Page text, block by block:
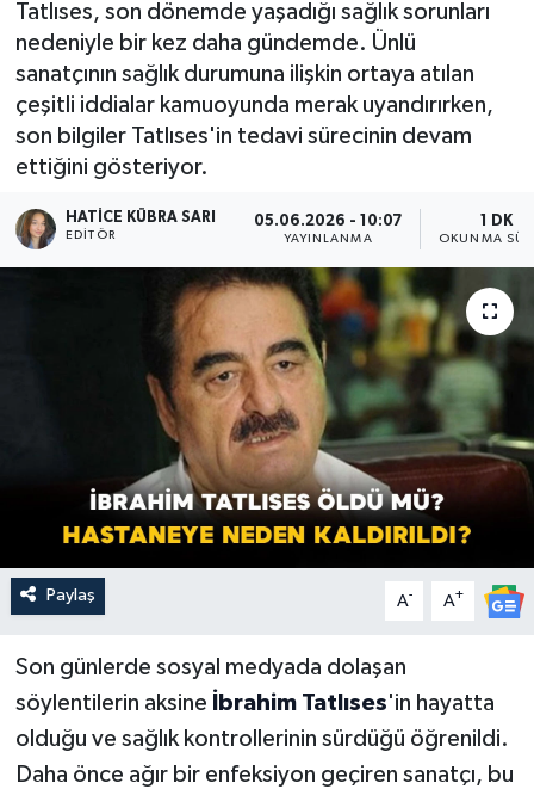
Tatlıses, son dönemde yaşadığı sağlık sorunları
nedeniyle bir kez daha gündemde. Ünlü
sanatçının sağlık durumuna ilişkin ortaya atılan
çeşitli iddialar kamuoyunda merak uyandırırken,
son bilgiler Tatlıses'in tedavi sürecinin devam
ettiğini gösteriyor.
HATICE KÜBRA SARI
EDITÖR
05.06.2026 - 10:07
YAYINLANMA
1 DK
OKUNMA
Paylaş A- A+
Son günlerde sosyal medyada dolaşan
söylentilerin aksine
İbrahim Tatlıses'in hayatta
olduğu ve sağlık kontrollerinin sürdüğü öğrenildi.
Daha önce ağır bir enfeksiyon geçiren sanatçı, bu